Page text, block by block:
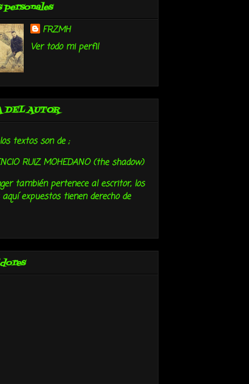
personales
FRZMH
Ver todo mi perfil
DEL AUTOR
textos son de ;
RUIZ MOHEDANO (the shadow)
también pertenece al escritor, los
expuestos tienen derecho de